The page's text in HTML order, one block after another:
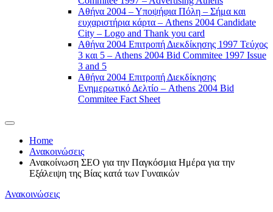
Αθήνα 2004 – Υποψήφια Πόλη – Σήμα και
ευχαριστήρια κάρτα – Athens 2004 Candidate
City – Logo and Thank you card
Αθήνα 2004 Επιτροπή Διεκδίκησης 1997 Τεύχος
3 και 5 – Athens 2004 Bid Commitee 1997 Issue
3 and 5
Αθήνα 2004 Επιτροπή Διεκδίκησης
Ενημερωτικό Δελτίο – Athens 2004 Bid
Commitee Fact Sheet
Home
Ανακοινώσεις
Ανακοίνωση ΣΕΟ για την Παγκόσμια Ημέρα για την
Εξάλειψη της Βίας κατά των Γυναικών
Ανακοινώσεις